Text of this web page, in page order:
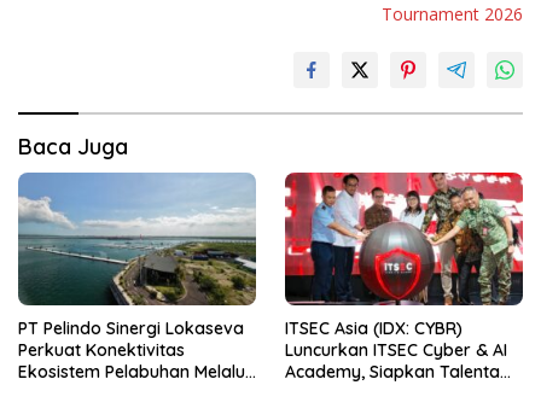
Tournament 2026
Baca Juga
PT Pelindo Sinergi Lokaseva
Perkuat Konektivitas
Ekosistem Pelabuhan Melalui
ITSEC Asia (IDX: CYBR)
Luncurkan ITSEC Cyber & AI
Academy, Siapkan Talenta